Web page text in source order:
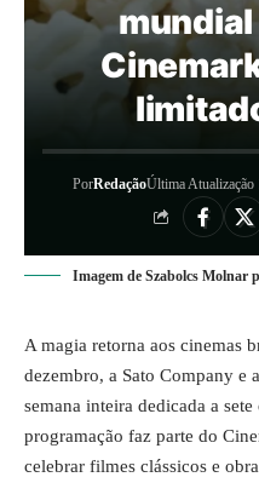
PorRedaçãoÚltima Atualização
Imagem de Szabolcs Molnar
A magia retorna aos cinemas
dezembro, a Sato Company e
semana inteira dedicada a
programação faz parte do
celebrar filmes clássicos e